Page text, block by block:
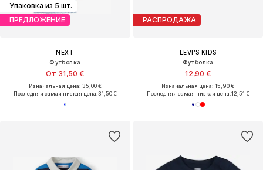
Упаковка из 5 шт.
ПРЕДЛОЖЕНИЕ
NEXT
Футболка
От 31,50 €
Изначальная цена: 35,00 €
Последняя самая низкая цена:31,50 €
РАСПРОДАЖА
LEVI'S KIDS
Футболка
12,90 €
Изначальная цена: 15,90 €
Последняя самая низкая цена:12,51 €